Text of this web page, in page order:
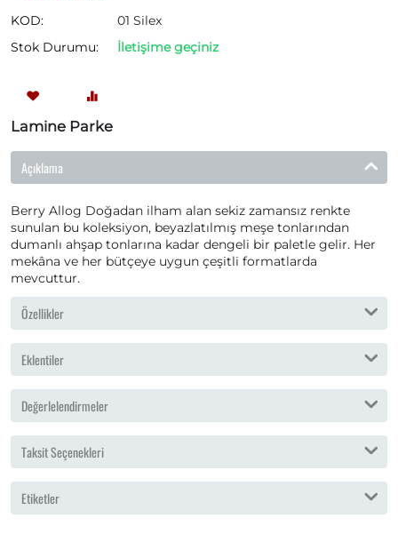
KOD:
01 Silex
Stok Durumu:
İletişime geçiniz
Lamine Parke
Açıklama
Berry Allog Doğadan ilham alan sekiz zamansız renkte
sunulan bu koleksiyon, beyazlatılmış meşe tonlarından
dumanlı ahşap tonlarına kadar dengeli bir paletle gelir. Her
mekâna ve her bütçeye uygun çeşitli formatlarda
mevcuttur.
Özellikler
Eklentiler
Değerlelendirmeler
Taksit Seçenekleri
Etiketler